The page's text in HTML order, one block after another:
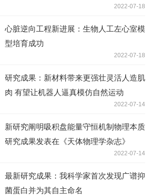
2022-07-18
心脏逆向工程新进展：生物人工左心室模
型培育成功
2022-07-18
研究成果：新材料带来更强壮灵活人造肌
肉 有望让机器人逼真模仿自然运动
2022-07-14
新研究阐明吸积盘能量守恒机制物理本质
研究成果发表在《天体物理学杂志》
2022-07-14
最新研究成果：我科学家首次发现广谱抑
菌蛋白并为其自主命名